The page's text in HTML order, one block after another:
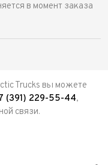
в момент заказа
Trucks вы можете
(391) 229-55-44,
связи.